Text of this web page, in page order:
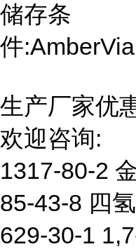
储存条
件
生产厂家优
欢迎咨询:
1317-80-2
85-43-8 四
629-30-1